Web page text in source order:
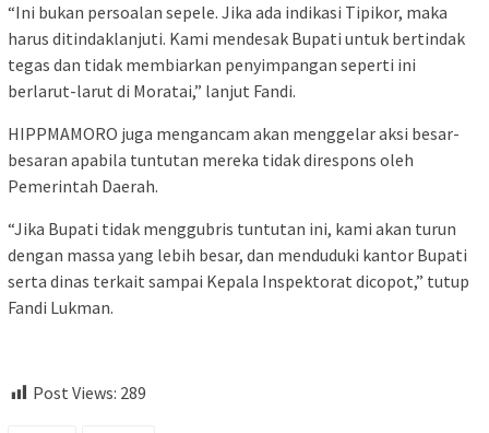
“Ini bukan persoalan sepele. Jika ada indikasi Tipikor, maka
harus ditindaklanjuti. Kami mendesak Bupati untuk bertindak
tegas dan tidak membiarkan penyimpangan seperti ini
berlarut-larut di Moratai,” lanjut Fandi.
HIPPMAMORO juga mengancam akan menggelar aksi besar-
besaran apabila tuntutan mereka tidak direspons oleh
Pemerintah Daerah.
“Jika Bupati tidak menggubris tuntutan ini, kami akan turun
dengan massa yang lebih besar, dan menduduki kantor Bupati
serta dinas terkait sampai Kepala Inspektorat dicopot,” tutup
Fandi Lukman.
Post Views: 289